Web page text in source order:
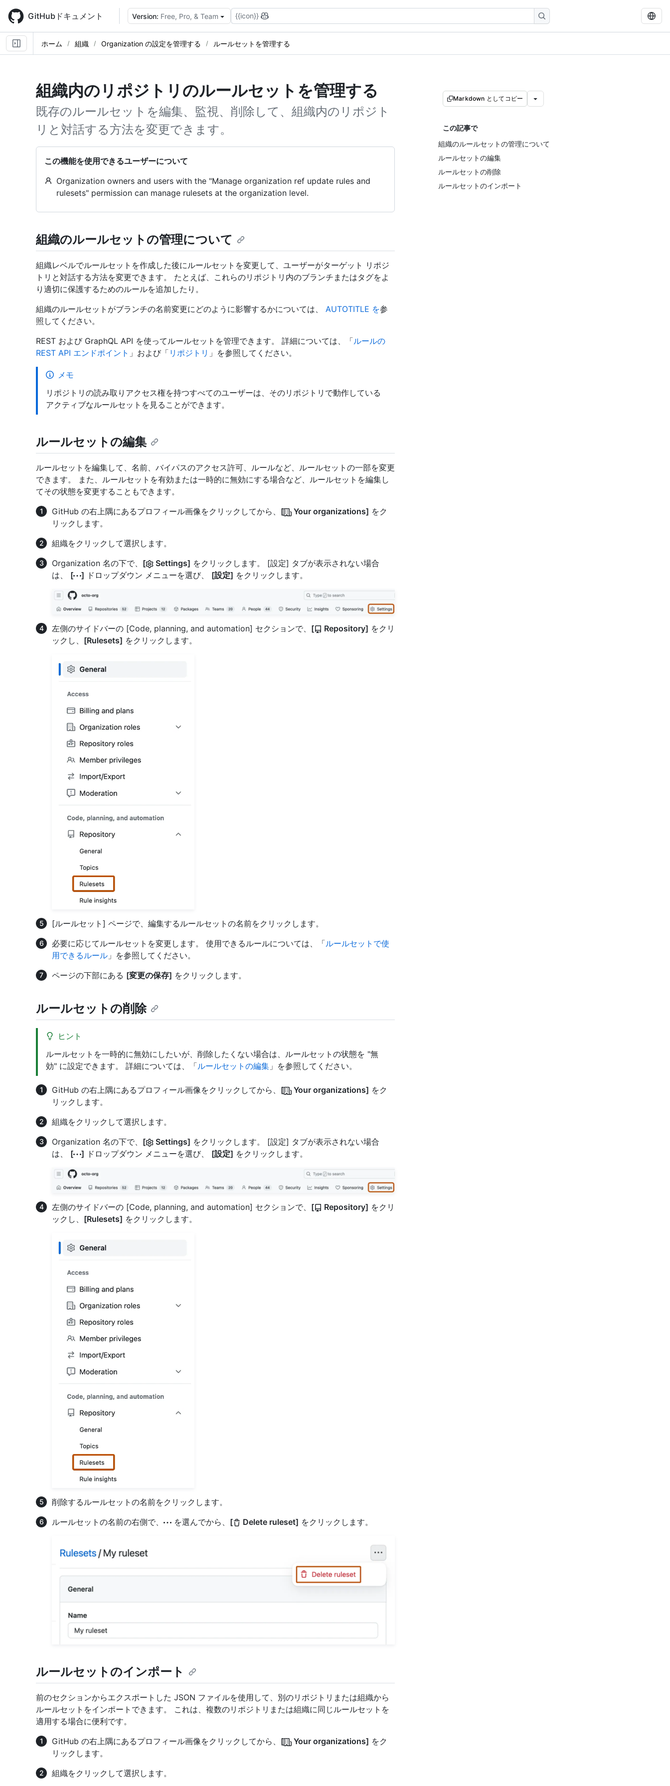
main
content
GitHubドキュメント Version: Free, Pro, & Team {{icon}}
ホーム 組織 Organization の設定を管理する ルールセットを管理する
組織内のリポジトリのルールセットを管理する
既存のルールセットを編集、監視、削除して、組織内のリポジト
リと対話する方法を変更できます。
この機能を使用できるユーザーについて
Organization owners and users with the "Manage organization ref update rules and
rulesets" permission can manage rulesets at the organization level.
Markdown としてコピー
この記事で
組織のルールセットの管理について
ルールセットの編集
ルールセットの削除
ルールセットのインポート
組織のルールセットの管理について
組織レベルでルールセットを作成した後にルールセットを変更して、ユーザーがターゲット リポジ
トリと対話する方法を変更できます。 たとえば、これらのリポジトリ内のブランチまたはタグをよ
り適切に保護するためのルールを追加したり。
組織のルールセットがブランチの名前変更にどのように影響するかについては、 AUTOTITLE を参
照してください。
REST および GraphQL API を使ってルールセットを管理できます。 詳細については、「ルールの
REST API エンドポイント 」および「 リポジトリ 」を参照してください。
メモ
リポジトリの読み取りアクセス権を持つすべてのユーザーは、そのリポジトリで動作している
アクティブなルールセットを見ることができます。
ルールセットの編集
ルールセットを編集して、名前、バイパスのアクセス許可、ルールなど、ルールセットの一部を変更
できます。 また、ルールセットを有効または一時的に無効にする場合など、ルールセットを編集し
てその状態を変更することもできます。
GitHub の右上隅にあるプロフィール画像をクリックしてから、 [ Your organizations] をク
リックします。
組織をクリックして選択します。
Organization 名の下で、 [ Settings] をクリックします。 [設定] タブが表示されない場合
は、 [ ] ドロップダウン メニューを選び、 [設定] をクリックします。
左側のサイドバーの [Code, planning, and automation] セクションで、 [ Repository] をクリ
ックし、 [Rulesets] をクリックします。
[ルールセット] ページで、編集するルールセットの名前をクリックします。
必要に応じてルールセットを変更します。 使用できるルールについては、「ルールセットで使
用できるルール 」を参照してください。
ページの下部にある [変更の保存] をクリックします。
ルールセットの削除
ヒント
ルールセットを一時的に無効にしたいが、削除したくない場合は、ルールセットの状態を "無
効" に設定できます。 詳細については、「ルールセットの編集 」を参照してください。
GitHub の右上隅にあるプロフィール画像をクリックしてから、 [ Your organizations] をク
リックします。
組織をクリックして選択します。
Organization 名の下で、 [ Settings] をクリックします。 [設定] タブが表示されない場合
は、 [ ] ドロップダウン メニューを選び、 [設定] をクリックします。
左側のサイドバーの [Code, planning, and automation] セクションで、 [ Repository] をクリ
ックし、 [Rulesets] をクリックします。
削除するルールセットの名前をクリックします。
ルールセットの名前の右側で、
を選んでから、 [ Delete ruleset] をクリックします。
ルールセットのインポート
前のセクションからエクスポートした JSON ファイルを使用して、別のリポジトリまたは組織から
ルールセットをインポートできます。 これは、複数のリポジトリまたは組織に同じルールセットを
適用する場合に便利です。
GitHub の右上隅にあるプロフィール画像をクリックしてから、 [ Your organizations] をク
リックします。
組織をクリックして選択します。